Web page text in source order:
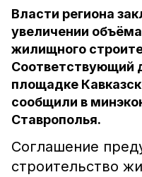
Власти региона
увеличении
жилищного
Соответствующий
площадке
сообщили в
Ставрополья.
Соглашение
строительство